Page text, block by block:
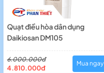
Quạt điều hòa dân dụng
Daikiosan DM105
Mua ngay
6.000.000đ
4.810.000đ